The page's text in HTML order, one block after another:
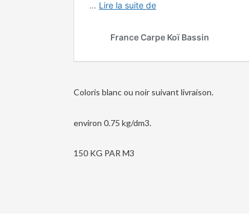
Coloris blanc ou noir suivant livraison.
environ 0.75 kg/dm3.
150 KG PAR M3